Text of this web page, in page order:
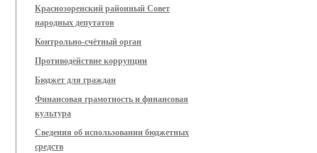
Краснозоренский районный Совет
народных депутатов
Контрольно-счётный орган
Противодействие коррупции
Бюджет для граждан
Финансовая грамотность и финансовая
культура
Сведения об использовании бюджетных
средств